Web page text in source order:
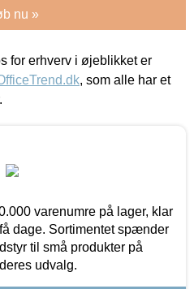
nu »
for erhverv i øjeblikket er
, som alle har et
varenumre på lager, klar
dage. Sortimentet spænder
til små produkter på
udvalg.